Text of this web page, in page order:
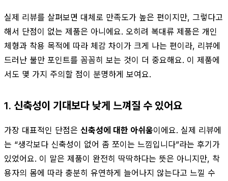
실제 리뷰를 살펴보면 대체로 만족도가 높은 편이지만, 그렇다고
해서 단점이 없는 제품은 아니에요. 오히려 복대류 제품은 개인
체형과 착용 목적에 따라 체감 차이가 크게 나는 편이라, 리뷰에
드러난 불만 포인트를 꼼꼼히 보는 것이 더 중요해요. 이 제품에
서도 몇 가지 주의할 점이 분명하게 보여요.
1. 신축성이 기대보다 낮게 느껴질 수 있어요
가장 대표적인 단점은 신축성에 대한 아쉬움이에요. 실제 리뷰에
는 “생각보다 신축성이 없어 좀 쪼이는 느낌입니다”라는 후기가
있었어요. 이 말은 제품이 완전히 딱딱하다는 뜻은 아니지만, 착
용자의 몸에 따라 충분히 유연하게 늘어나지 않는다고 느낄 수